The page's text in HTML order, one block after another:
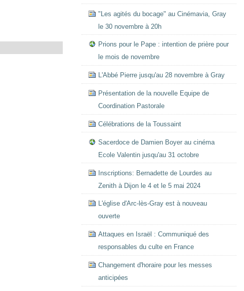
"Les agités du bocage" au Cinémavia, Gray
le 30 novembre à 20h
Prions pour le Pape : intention de prière pour
le mois de novembre
L'Abbé Pierre jusqu'au 28 novembre à Gray
Présentation de la nouvelle Equipe de
Coordination Pastorale
Célébrations de la Toussaint
Sacerdoce de Damien Boyer au cinéma
Ecole Valentin jusqu'au 31 octobre
Inscriptions: Bernadette de Lourdes au
Zenith à Dijon le 4 et le 5 mai 2024
L'église d'Arc-lès-Gray est à nouveau
ouverte
Attaques en Israël : Communiqué des
responsables du culte en France
Changement d'horaire pour les messes
anticipées